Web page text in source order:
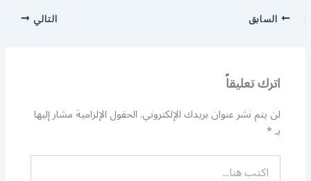
السابق التالي
اترك تعليقاً
لن يتم نشر عنوان بريدك الإلكتروني.الحقول الإلزامية مشار إليها
بـ*
اكتب
هنا...